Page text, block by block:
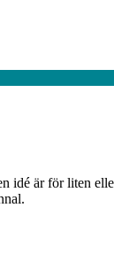
idé är för liten